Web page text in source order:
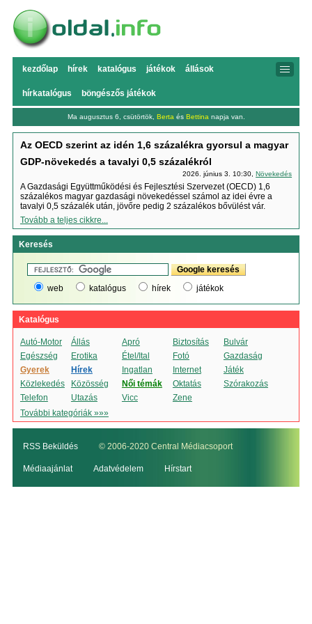
kezdőlap hírek katalógus játékok állások
hírkatalógus böngészős játékok
Ma augusztus 6, csütörtök, Berta és Bettina napja van.
Az OECD szerint az idén 1,6 százalékra gyorsul a magyar
GDP-növekedés a tavalyi 0,5 százalékról
2026. június 3. 10:30,Növekedés
A Gazdasági Együttműködési és Fejlesztési Szervezet (OECD) 1,6
százalékos magyar gazdasági növekedéssel számol az idei évre a
tavalyi 0,5 százalék után, jövőre pedig 2 százalékos bővülést vár.
Tovább a teljes cikkre...
Keresés
web katalógus hírek játékok
Katalógus
Autó-Motor Állás Apró Biztosítás
Bulvár
Egészség
Erotika Étel/Ital Fotó
Gazdaság
Gyerek
Hírek Ingatlan Internet
Játék
Közlekedés
Közösség Női témák Oktatás
Szórakozás
Telefon
Utazás Vicc
Zene
További kategóriák »»»
RSS Beküldés © 2006-2020 Central Médiacsoport
Médiaajánlat Adatvédelem Hírstart